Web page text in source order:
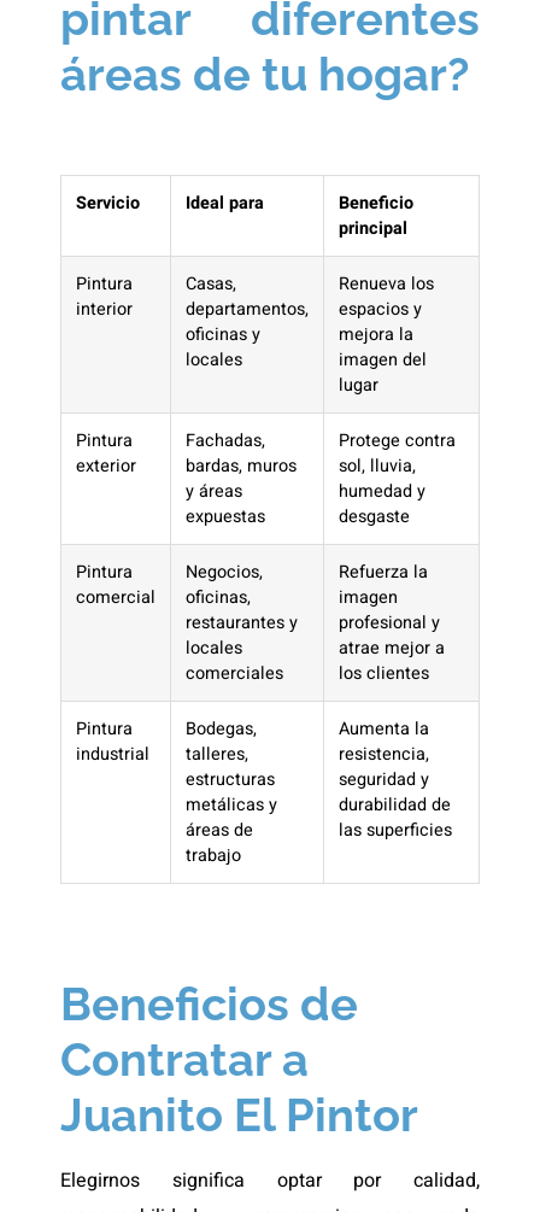
pintar diferentes
áreas de tu hogar?
Servicio Ideal para
Beneficio
principal
Pintura
interior
Casas,
departamentos,
oficinas y
locales
Renueva los
espacios y
mejora la
imagen del
lugar
Pintura
exterior
Fachadas,
bardas, muros
y áreas
expuestas
Protege contra
sol, lluvia,
humedad y
desgaste
Pintura
comercial
Negocios,
oficinas,
restaurantes y
locales
comerciales
Refuerza la
imagen
profesional y
atrae mejor a
los clientes
Pintura
industrial
Bodegas,
talleres,
estructuras
metálicas y
áreas de
trabajo
Aumenta la
resistencia,
seguridad y
durabilidad de
las superficies
Beneficios de
Contratar a
Juanito El Pintor
Elegirnos significa optar por calidad,